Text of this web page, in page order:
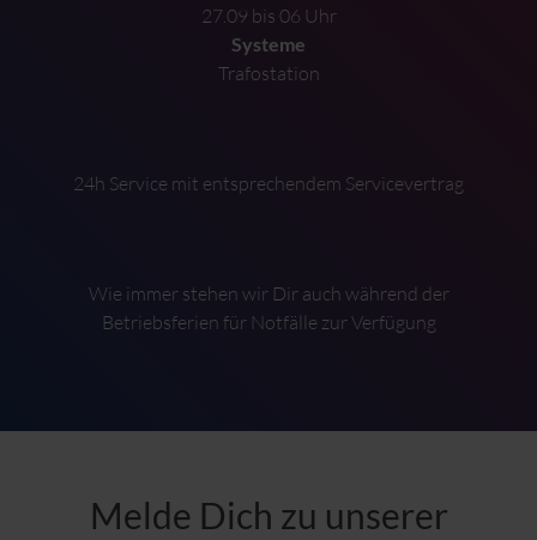
27.09 bis 06 Uhr
Systeme
Trafostation
24h Service mit entsprechendem Servicevertrag
Wie immer stehen wir Dir auch während der
Betriebsferien für Notfälle zur Verfügung
Melde Dich zu unserer